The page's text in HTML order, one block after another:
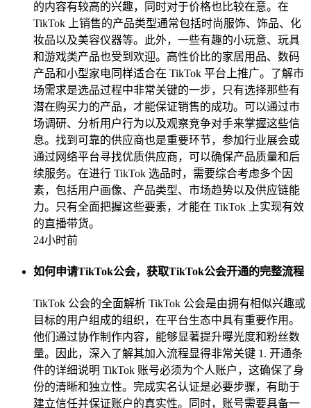
的内容有较高的兴趣，同时对于价格也比较在意。在
TikTok 上销售的产品类型通常包括时尚服饰、饰品、化
妆品以及美容仪器等。此外，一些有趣的小玩意、玩具
和游戏类产品也受到欢迎。高性价比的家居用品、数码
产品和小型家电同样适合在 TikTok 平台上推广。了解市
场需求是选品过程中非常关键的一步，只有选择那些有
潜在购买力的产品，才能保证销售的成功。可以通过市
场调研、分析用户行为以及观察竞争对手来掌握这些信
息。找到可靠的供应商也是重要环节，参加行业展会或
通过网络平台寻找优质供应商，可以确保产品质量和后
续服务。在进行 TikTok 选品时，需要综合考虑多个因
素，包括用户画像、产品类型、市场趋势以及供应链能
力。只有全面把握这些要素，才能在 TikTok 上实现有效
的直播带货。
24小时前
如何申请TikTok公会，获取TikTok公会开通的完整流程
TikTok 公会的全面解析 TikTok 公会是由拥有相似兴趣或
目标的用户组成的组织，在平台生态中具有重要作用。
他们通过协作制作内容，能够显著提升曝光度和粉丝数
量。因此，深入了解其加入流程显得非常关键 1. 开通条
件的详细说明 TikTok 账号必须为个人账户，这确保了身
份的清晰和独立性。完成实名认证是必要步骤，有助于
建立信任并保证账户的真实性。同时，账号需要具备一